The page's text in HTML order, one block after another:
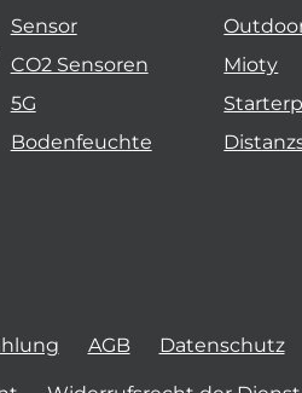
Sensor
CO2 Sensoren
5G
Bodenfeuchte
Mioty
AGB Datenschutz